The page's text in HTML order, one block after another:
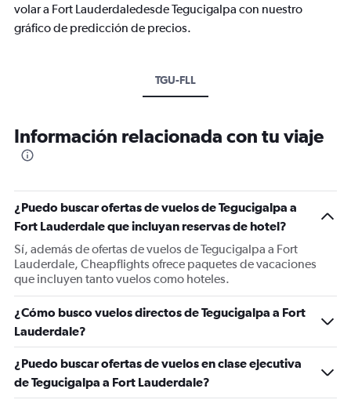
volar a Fort Lauderdaledesde Tegucigalpa con nuestro
gráfico de predicción de precios.
TGU-FLL
Información relacionada con tu viaje
¿Puedo buscar ofertas de vuelos de Tegucigalpa a
Fort Lauderdale que incluyan reservas de hotel?
Sí, además de ofertas de vuelos de Tegucigalpa a Fort
Lauderdale, Cheapflights ofrece paquetes de vacaciones
que incluyen tanto vuelos como hoteles.
¿Cómo busco vuelos directos de Tegucigalpa a Fort
Lauderdale?
¿Puedo buscar ofertas de vuelos en clase ejecutiva
de Tegucigalpa a Fort Lauderdale?